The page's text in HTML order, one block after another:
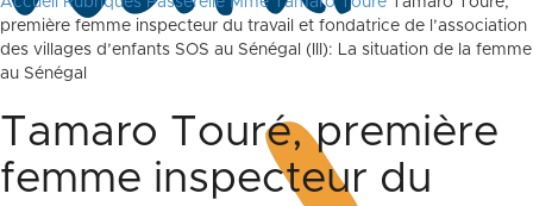
première femme inspecteur du travail et fondatrice de l’association
des villages d’enfants SOS au Sénégal (III): La situation de la femme
au Sénégal
Tamaro Touré, première
femme inspecteur du